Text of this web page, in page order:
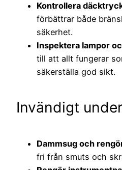
Kontrollera
förbättrar både
säkerhet.
Inspektera lampor
till att allt fungerar
säkerställa god sikt.
Invändigt
Dammsug och
fri från smuts och